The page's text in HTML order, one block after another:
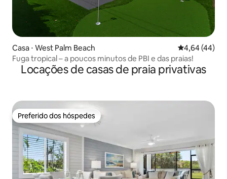
Casa ⋅ West Palm Beach 4,64 de uma
4,64 (44)
Fuga tropical – a poucos minutos de PBI e das praias!
Locações de casas de praia privativas
Preferido dos hóspedes
Preferido dos hóspedes